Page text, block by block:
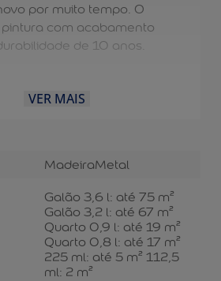
por muito tempo. O
com acabamento
de 10 anos.
VER MAIS
MadeiraMetal
Galão 3,6 l: até 75 m²
Galão 3,2 l: até 67 m²
Quarto 0,9 l: até 19 m²
Quarto 0,8 l: até 17 m²
225 ml: até 5 m² 112,5
ml: 2 m²